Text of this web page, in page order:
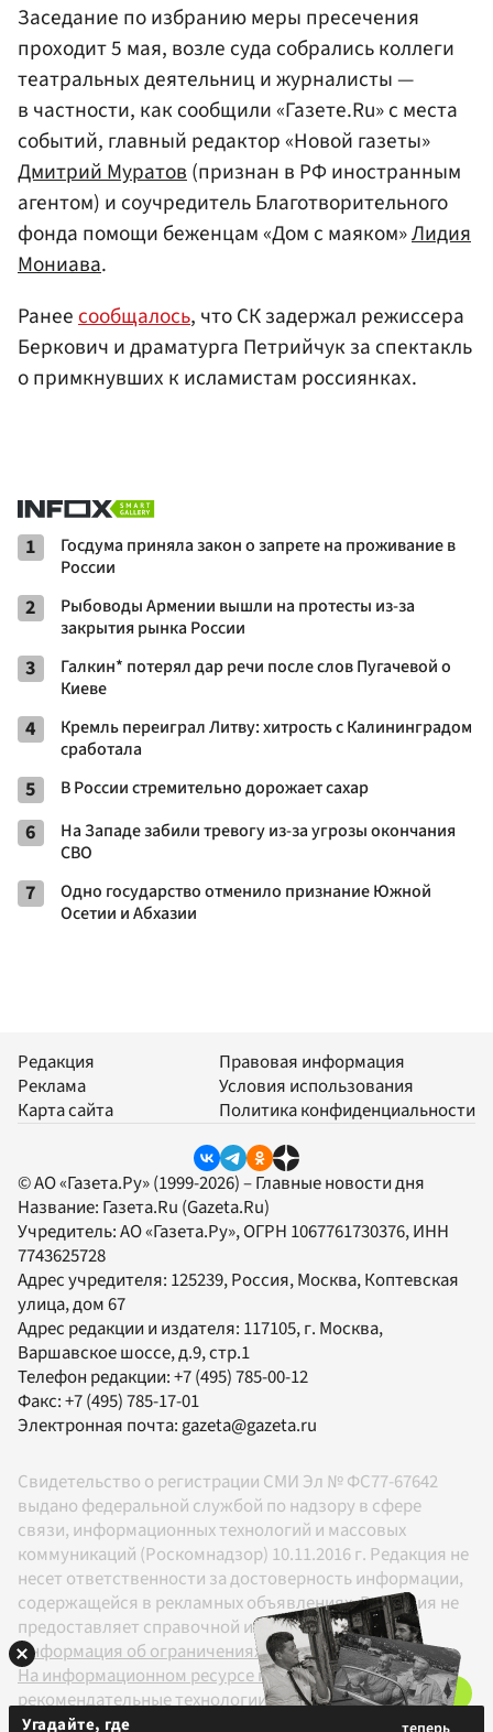
Заседание по избранию меры пресечения
проходит 5 мая, возле суда собрались коллеги
театральных деятельниц и журналисты —
в частности, как сообщили «Газете.Ru» с места
событий, главный редактор «Новой газеты»
Дмитрий Муратов (признан в РФ иностранным
агентом) и соучредитель Благотворительного
фонда помощи беженцам «Дом с маяком»Лидия
Мониава.
Ранеесообщалось, что СК задержал режиссера
Беркович и драматурга Петрийчук за спектакль
о примкнувших к исламистам россиянках.
1
Госдума приняла закон о запрете на проживание в
России
2
Рыбоводы Армении вышли на протесты из-за
закрытия рынка России
3
Галкин* потерял дар речи после слов Пугачевой о
Киеве
4
Кремль переиграл Литву: хитрость с Калининградом
сработала
5 В России стремительно дорожает сахар
6
На Западе забили тревогу из-за угрозы окончания
СВО
7
Одно государство отменило признание Южной
Осетии и Абхазии
Редакция
Реклама
Карта сайта
Правовая информация
Условия использования
Политика конфиденциальности
© АО «Газета.Ру» (1999-2026) – Главные новости дня
Название: Газета.Ru (Gazeta.Ru)
Учредитель:АО «Газета.Ру», ОГРН 1067761730376, ИНН
7743625728
Адрес учредителя: 125239, Россия, Москва, Коптевская
улица, дом 67
Адрес редакции и издателя: 117105, г. Москва,
Варшавское шоссе, д.9, стр.1
Телефон редакции:+7 (495) 785-00-12
Факс:+7 (495) 785-17-01
Электронная почта:gazeta@gazeta.ru
Свидетельство о регистрации СМИ Эл № ФС77-67642
выдано федеральной службой по надзору в сфере
связи, информационных технологий и массовых
коммуникаций (Роскомнадзор) 10.11.2016 г. Редакция не
несет ответственности за достоверность информации,
содержащейся в рекламных объявлениях. Редакция не
предоставляет справочной информации.
Информация об ограничениях
На информационном ресурсе применяются
рекомендательные технологии в соответствии с
Правилами
Угадайте, где